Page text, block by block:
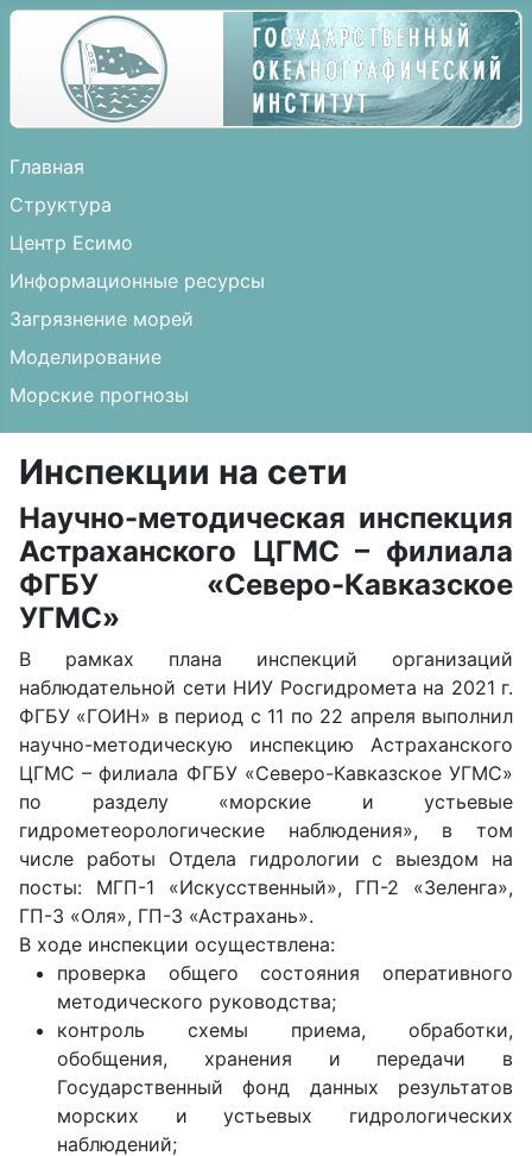
Главная
Структура
Центр Есимо
Информационные ресурсы
Загрязнение морей
Моделирование
Морские прогнозы
Инспекции на сети
Научно-методическая инспекция
Астраханского ЦГМС – филиала
ФГБУ «Северо-Кавказское
УГМС»
В рамках плана инспекций организаций
наблюдательной сети НИУ Росгидромета на 2021 г.
ФГБУ «ГОИН» в период с 11 по 22 апреля выполнил
научно-методическую инспекцию Астраханского
ЦГМС – филиала ФГБУ «Северо-Кавказское УГМС»
по разделу «морские и устьевые
гидрометеорологические наблюдения», в том
числе работы Отдела гидрологии с выездом на
посты: МГП-1 «Искусственный», ГП-2 «Зеленга»,
ГП-3 «Оля», ГП-3 «Астрахань».
В ходе инспекции осуществлена:
проверка общего состояния оперативного
методического руководства;
контроль схемы приема, обработки,
обобщения, хранения и передачи в
Государственный фонд данных результатов
морских и устьевых гидрологических
наблюдений;